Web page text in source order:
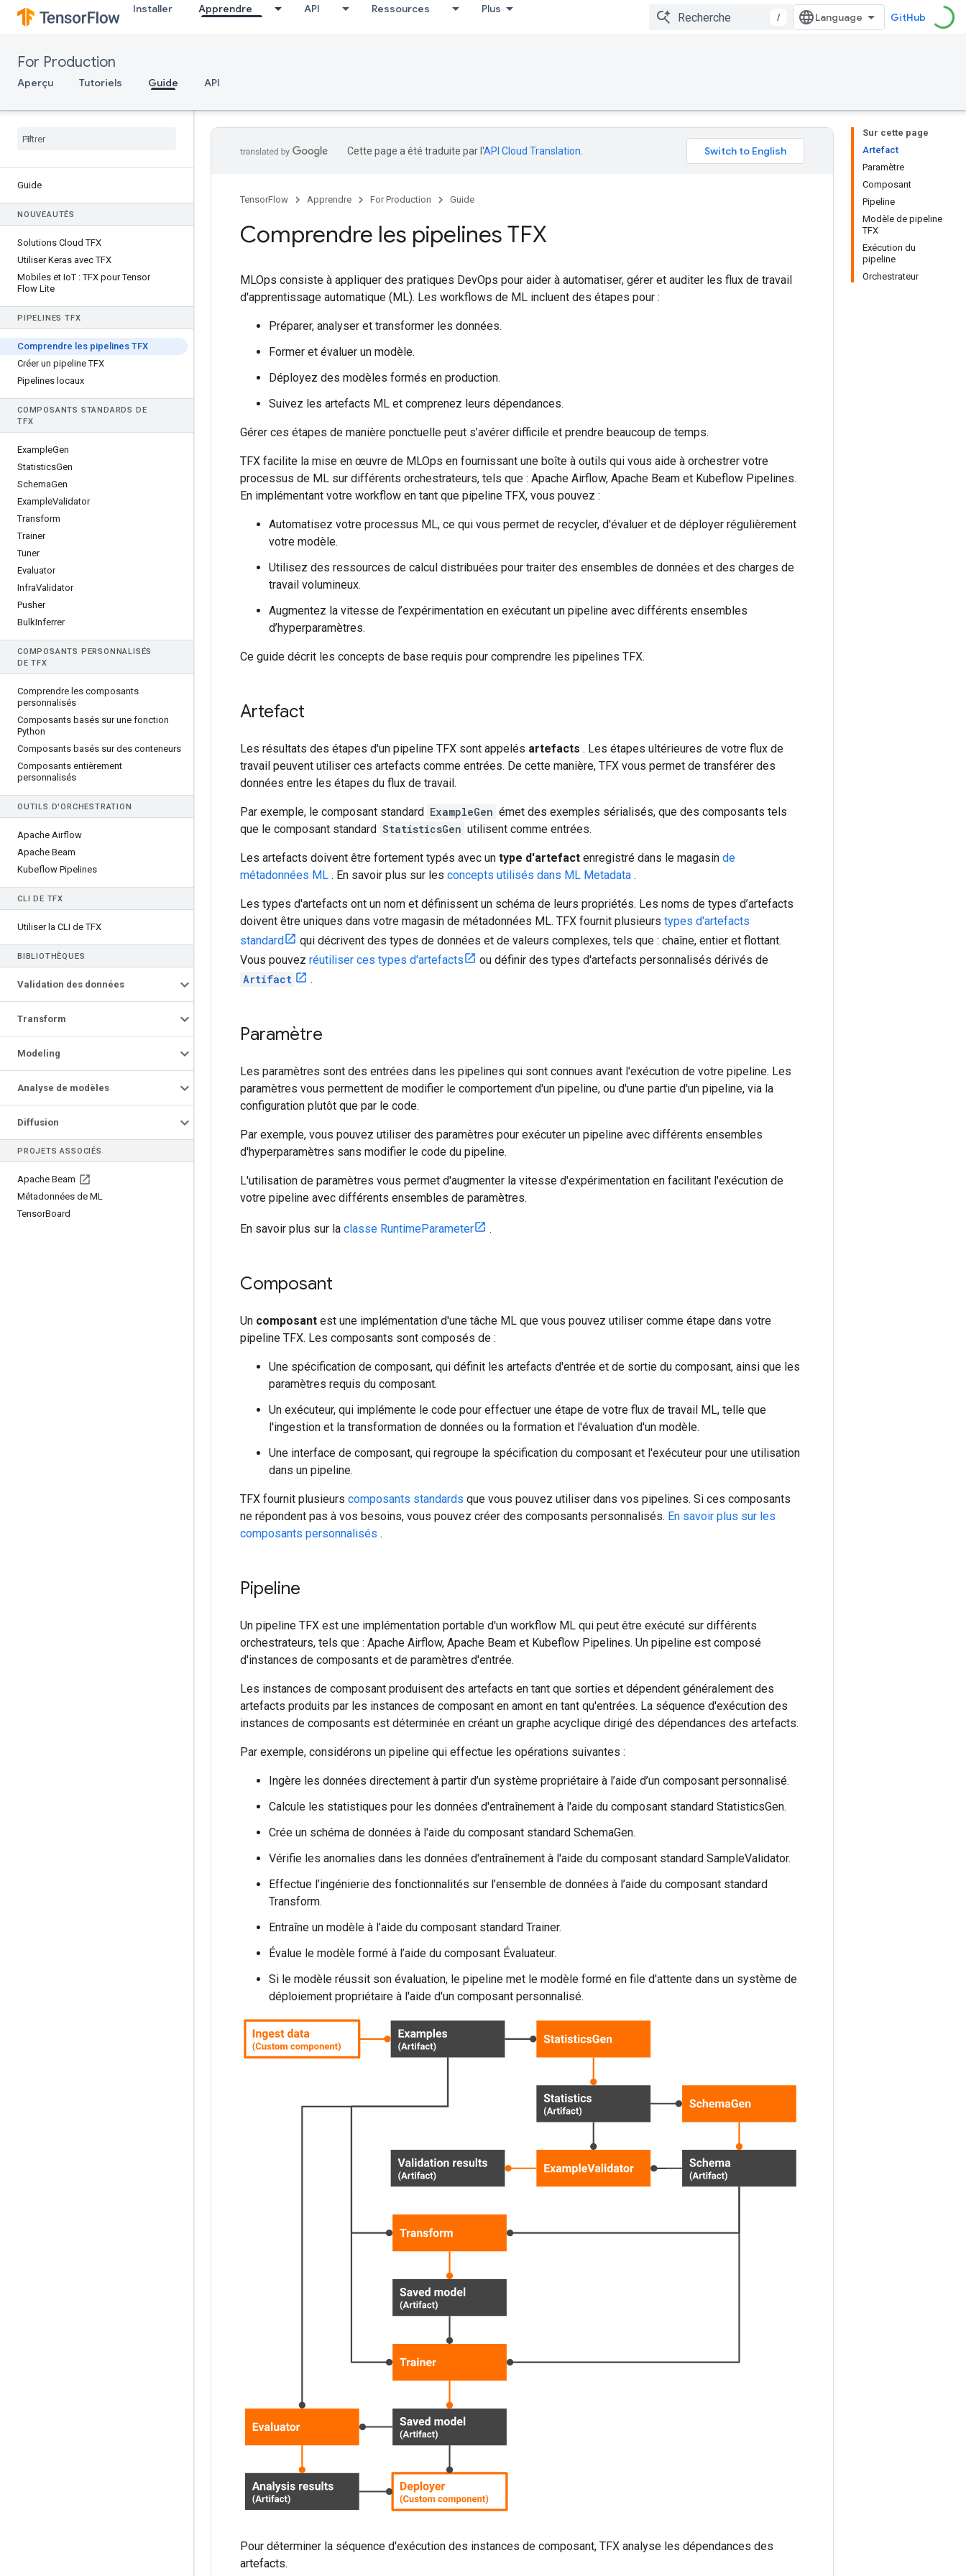
Installer Apprendre API Ressources Plus
/ GitHub
For Production
Aperçu Tutoriels Guide API
Guide
NOUVEAUTÉS
Solutions Cloud TFX
Utiliser Keras avec TFX
Mobiles et IoT : TFX pour Tensor
Flow Lite
PIPELINES TFX
Comprendre les pipelines TFX
Créer un pipeline TFX
Pipelines locaux
COMPOSANTS STANDARDS DE
TFX
ExampleGen
StatisticsGen
SchemaGen
ExampleValidator
Transform
Trainer
Tuner
Evaluator
InfraValidator
Pusher
BulkInferrer
COMPOSANTS PERSONNALISÉS
DE TFX
Comprendre les composants
personnalisés
Composants basés sur une fonction
Python
Composants basés sur des conteneurs
Composants entièrement
personnalisés
OUTILS D'ORCHESTRATION
Apache Airflow
Apache Beam
Kubeflow Pipelines
CLI DE TFX
Utiliser la CLI de TFX
BIBLIOTHÈQUES
Validation des données
Transform
Modeling
Analyse de modèles
Diffusion
PROJETS ASSOCIÉS
Apache Beam
Métadonnées de ML
TensorBoard
Sur cette page
Artefact
Paramètre
Composant
Pipeline
Modèle de pipeline
TFX
Exécution du
pipeline
Orchestrateur
Cette page a été traduite par l'API Cloud Translation
TensorFlow Apprendre For Production Guide
Comprendre les pipelines TFX
MLOps consiste à appliquer des pratiques DevOps pour aider à automatiser, gérer et auditer les flux de travail
d'apprentissage automatique (ML). Les workflows de ML incluent des étapes pour :
Préparer, analyser et transformer les données.
Former et évaluer un modèle.
Déployez des modèles formés en production.
Suivez les artefacts ML et comprenez leurs dépendances.
Gérer ces étapes de manière ponctuelle peut s’avérer difficile et prendre beaucoup de temps.
TFX facilite la mise en œuvre de MLOps en fournissant une boîte à outils qui vous aide à orchestrer votre
processus de ML sur différents orchestrateurs, tels que : Apache Airflow, Apache Beam et Kubeflow Pipelines.
En implémentant votre workflow en tant que pipeline TFX, vous pouvez :
Automatisez votre processus ML, ce qui vous permet de recycler, d'évaluer et de déployer régulièrement
votre modèle.
Utilisez des ressources de calcul distribuées pour traiter des ensembles de données et des charges de
travail volumineux.
Augmentez la vitesse de l’expérimentation en exécutant un pipeline avec différents ensembles
d’hyperparamètres.
Ce guide décrit les concepts de base requis pour comprendre les pipelines TFX.
Artefact
Les résultats des étapes d'un pipeline TFX sont appelés artefacts . Les étapes ultérieures de votre flux de
travail peuvent utiliser ces artefacts comme entrées. De cette manière, TFX vous permet de transférer des
données entre les étapes du flux de travail.
Par exemple, le composant standard ExampleGen émet des exemples sérialisés, que des composants tels
que le composant standard StatisticsGen utilisent comme entrées.
Les artefacts doivent être fortement typés avec un type d'artefact enregistré dans le magasin de
métadonnées ML . En savoir plus sur les concepts utilisés dans ML Metadata .
Les types d'artefacts ont un nom et définissent un schéma de leurs propriétés. Les noms de types d’artefacts
doivent être uniques dans votre magasin de métadonnées ML. TFX fournit plusieurs types d'artefacts
standard
qui décrivent des types de données et de valeurs complexes, tels que : chaîne, entier et flottant.
Vous pouvez réutiliser ces types d'artefacts
ou définir des types d'artefacts personnalisés dérivés de
Artifact
.
Paramètre
Les paramètres sont des entrées dans les pipelines qui sont connues avant l'exécution de votre pipeline. Les
paramètres vous permettent de modifier le comportement d'un pipeline, ou d'une partie d'un pipeline, via la
configuration plutôt que par le code.
Par exemple, vous pouvez utiliser des paramètres pour exécuter un pipeline avec différents ensembles
d'hyperparamètres sans modifier le code du pipeline.
L'utilisation de paramètres vous permet d'augmenter la vitesse d'expérimentation en facilitant l'exécution de
votre pipeline avec différents ensembles de paramètres.
En savoir plus sur la classe RuntimeParameter .
Composant
Un composant est une implémentation d'une tâche ML que vous pouvez utiliser comme étape dans votre
pipeline TFX. Les composants sont composés de :
Une spécification de composant, qui définit les artefacts d'entrée et de sortie du composant, ainsi que les
paramètres requis du composant.
Un exécuteur, qui implémente le code pour effectuer une étape de votre flux de travail ML, telle que
l'ingestion et la transformation de données ou la formation et l'évaluation d'un modèle.
Une interface de composant, qui regroupe la spécification du composant et l'exécuteur pour une utilisation
dans un pipeline.
TFX fournit plusieurs composants standards que vous pouvez utiliser dans vos pipelines. Si ces composants
ne répondent pas à vos besoins, vous pouvez créer des composants personnalisés. En savoir plus sur les
composants personnalisés .
Pipeline
Un pipeline TFX est une implémentation portable d'un workflow ML qui peut être exécuté sur différents
orchestrateurs, tels que : Apache Airflow, Apache Beam et Kubeflow Pipelines. Un pipeline est composé
d'instances de composants et de paramètres d'entrée.
Les instances de composant produisent des artefacts en tant que sorties et dépendent généralement des
artefacts produits par les instances de composant en amont en tant qu'entrées. La séquence d'exécution des
instances de composants est déterminée en créant un graphe acyclique dirigé des dépendances des artefacts.
Par exemple, considérons un pipeline qui effectue les opérations suivantes :
Ingère les données directement à partir d’un système propriétaire à l’aide d’un composant personnalisé.
Calcule les statistiques pour les données d'entraînement à l'aide du composant standard StatisticsGen.
Crée un schéma de données à l'aide du composant standard SchemaGen.
Vérifie les anomalies dans les données d'entraînement à l'aide du composant standard SampleValidator.
Effectue l’ingénierie des fonctionnalités sur l’ensemble de données à l’aide du composant standard
Transform.
Entraîne un modèle à l’aide du composant standard Trainer.
Évalue le modèle formé à l’aide du composant Évaluateur.
Si le modèle réussit son évaluation, le pipeline met le modèle formé en file d'attente dans un système de
déploiement propriétaire à l'aide d'un composant personnalisé.
Pour déterminer la séquence d'exécution des instances de composant, TFX analyse les dépendances des
artefacts.